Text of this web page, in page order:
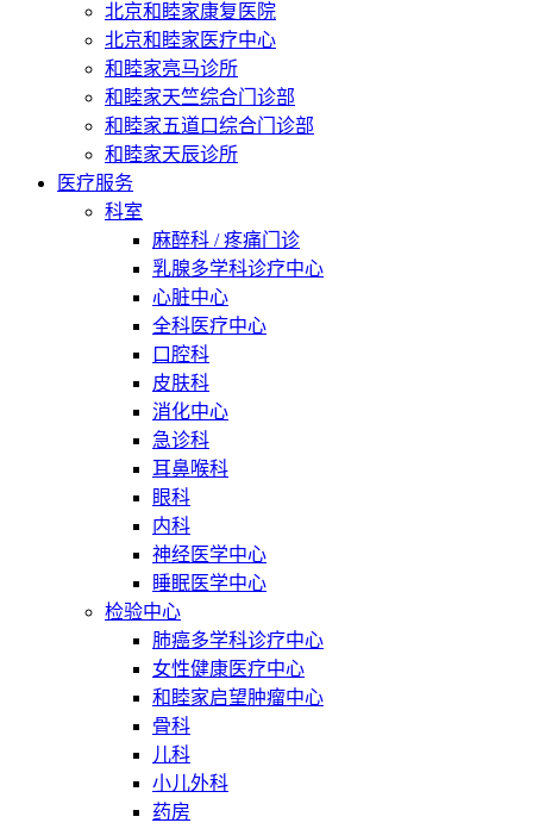
北京和睦家康复医院
北京和睦家医疗中心
和睦家亮马诊所
和睦家天竺综合门诊部
和睦家五道口综合门诊部
和睦家天辰诊所
医疗服务
科室
麻醉科 / 疼痛门诊
乳腺多学科诊疗中心
心脏中心
全科医疗中心
口腔科
皮肤科
消化中心
急诊科
耳鼻喉科
眼科
内科
神经医学中心
睡眠医学中心
检验中心
肺癌多学科诊疗中心
女性健康医疗中心
和睦家启望肿瘤中心
骨科
儿科
小儿外科
药房